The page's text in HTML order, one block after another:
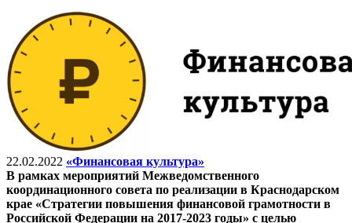
22.02.2022 «Финансовая культура»
В рамках мероприятий Межведомственного
координационного совета по реализации в Краснодарском
крае «Стратегии повышения финансовой грамотности в
Российской Федерации на 2017-2023 годы» с целью